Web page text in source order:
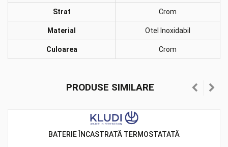
Strat Crom
Material Otel Inoxidabil
Culoarea Crom
PRODUSE SIMILARE
BATERIE ÎNCASTRATĂ TERMOSTATATĂ